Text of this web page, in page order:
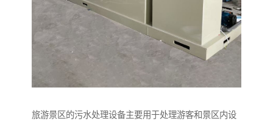
旅游景区的污水处理设备主要用于处理游客和景区内设